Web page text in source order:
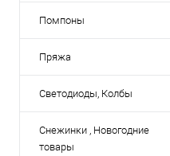
Помпоны
Пряжа
Светодиоды, Колбы
Снежинки , Новогодние
товары